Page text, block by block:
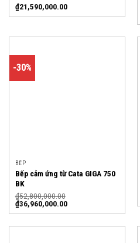
₫21,590,000.00
-30%
BẾP
Bếp cảm ứng từ Cata GIGA 750
BK
₫52,800,000.00
₫36,960,000.00